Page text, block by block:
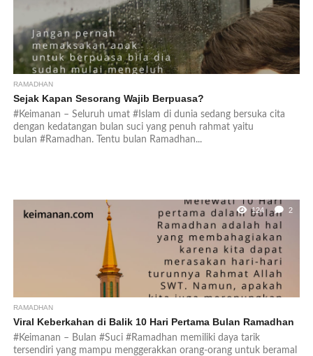
RAMADHAN
Sejak Kapan Sesorang Wajib Berpuasa?
#Keimanan – Seluruh umat #Islam di dunia sedang bersuka cita
dengan kedatangan bulan suci yang penuh rahmat yaitu
bulan #Ramadhan. Tentu bulan Ramadhan...
124 2
RAMADHAN
Viral Keberkahan di Balik 10 Hari Pertama Bulan Ramadhan
#Keimanan – Bulan #Suci #Ramadhan memiliki daya tarik
tersendiri yang mampu menggerakkan orang-orang untuk beramal